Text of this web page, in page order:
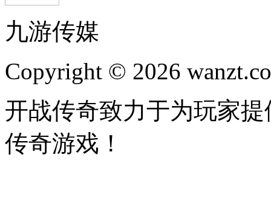
九游传媒
Copyright © 2026
开战传奇致力于为玩家
传奇游戏！